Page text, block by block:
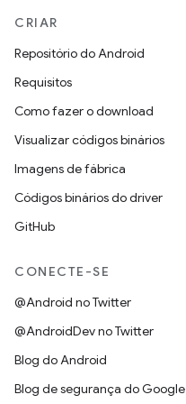
CRIAR
Repositório do Android
Requisitos
Como fazer o download
Visualizar códigos binários
Imagens de fábrica
Códigos binários do driver
GitHub
CONECTE-SE
@Android no Twitter
@AndroidDev no Twitter
Blog do Android
Blog de segurança do Google